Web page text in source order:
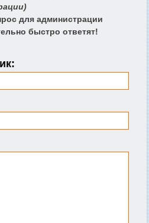
для администрации
быстро ответят!